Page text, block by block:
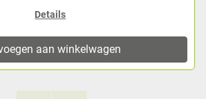
Details
aan winkelwagen